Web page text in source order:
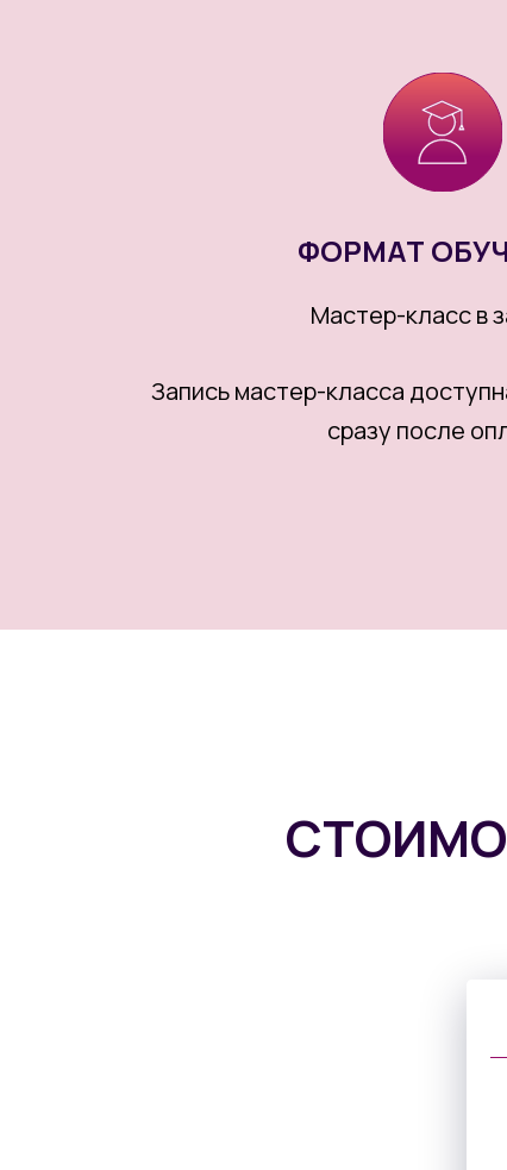
ФОРМАТ
Мастер-класс в
Запись мастер-класса
сразу после